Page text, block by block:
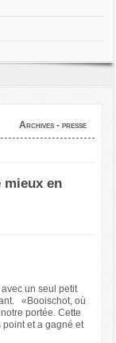
Archives - presse
mieux en
un seul petit
«Booischot, où
portée. Cette
et a gagné et